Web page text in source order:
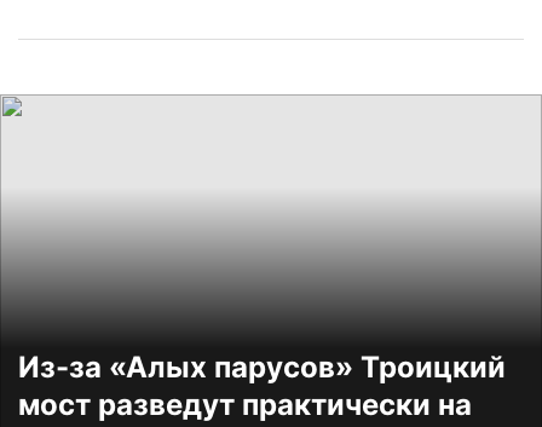
Из-за «Алых парусов» Троицкий
мост разведут практически на